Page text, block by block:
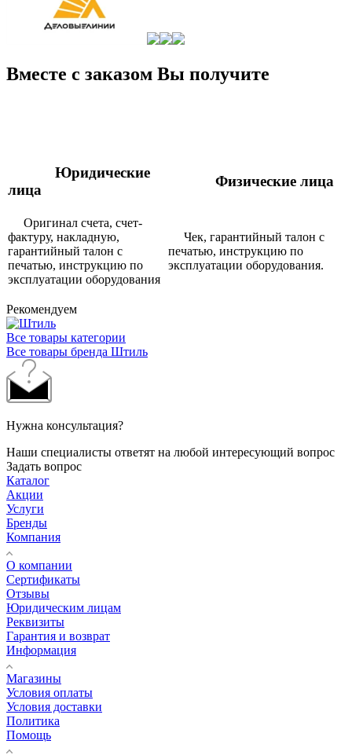
Вместе с заказом Вы получите
Юридические
лица
Физические лица
Оригинал счета, счет-
фактуру, накладную,
гарантийный талон с
печатью, инструкцию по
эксплуатации оборудования
Чек, гарантийный талон с
печатью, инструкцию по
эксплуатации оборудования.
Рекомендуем
Все товары категории
Все товары бренда Штиль
Нужна консультация?
Наши специалисты ответят на любой интересующий вопрос
Задать вопрос
Каталог
Акции
Услуги
Бренды
Компания
О компании
Сертификаты
Отзывы
Юридическим лицам
Реквизиты
Гарантия и возврат
Информация
Магазины
Условия оплаты
Условия доставки
Политика
Помощь